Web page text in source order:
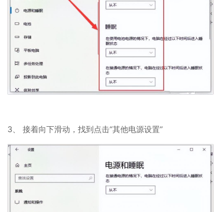
3、 接着向下滑动，找到点击“其他电源设置”